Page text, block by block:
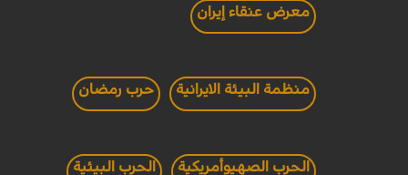
معرض عنقاء إيران
منظمة البيئة الايرانية حرب رمضان
الحرب الصهيوأمريكية الحرب البيئية